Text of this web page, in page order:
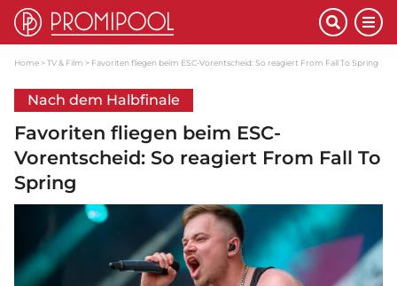
Home TV & Film Favoriten fliegen beim ESC-Vorentscheid: So reagiert From Fall To Spring
Nach dem Halbfinale
Favoriten fliegen beim ESC-
Vorentscheid: So reagiert From Fall To
Spring